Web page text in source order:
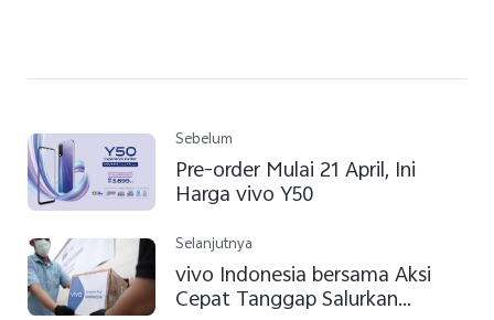
Sebelum
Pre-order Mulai 21 April, Ini
Harga vivo Y50
Selanjutnya
vivo Indonesia bersama Aksi
Cepat Tanggap Salurkan